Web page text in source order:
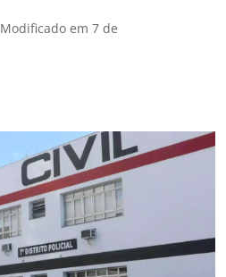
Modificado em 7 de